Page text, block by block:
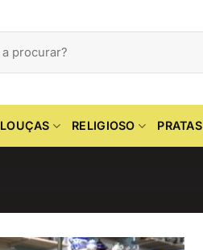
LOUÇAS RELIGIOSO PRATAS